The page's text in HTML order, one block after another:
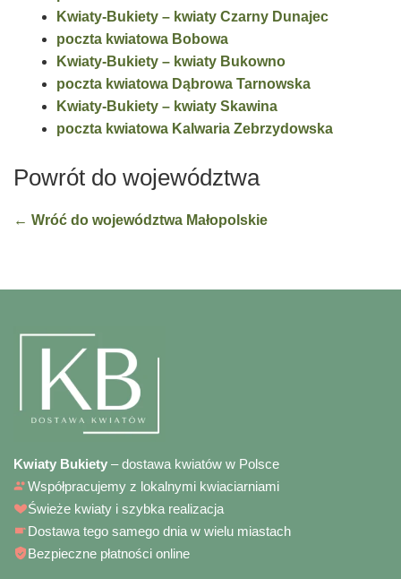
Kwiaty-Bukiety – kwiaty Czarny Dunajec
poczta kwiatowa Bobowa
Kwiaty-Bukiety – kwiaty Bukowno
poczta kwiatowa Dąbrowa Tarnowska
Kwiaty-Bukiety – kwiaty Skawina
poczta kwiatowa Kalwaria Zebrzydowska
Powrót do województwa
← Wróć do województwa Małopolskie
Kwiaty Bukiety – dostawa kwiatów w Polsce
Współpracujemy z lokalnymi kwiaciarniami
Świeże kwiaty i szybka realizacja
Dostawa tego samego dnia w wielu miastach
Bezpieczne płatności online